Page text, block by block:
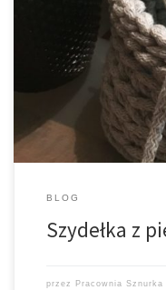
No i trzeba było polatać
rozmiarach nie całkiem
nabyć drogą kupna w
cięższy kaliber. Ale są,
BLOG
Szydełka z
przez Pracownia Sznurka